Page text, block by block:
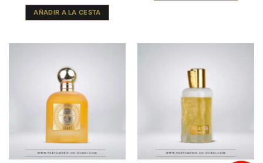
AÑADIR A LA CESTA